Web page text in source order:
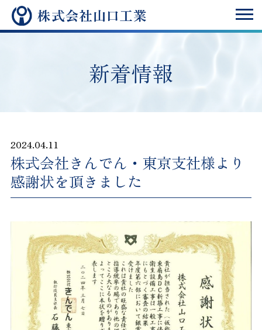
新着情報
2024.04.11
株式会社きんでん・東京支社様より
感謝状を頂きました